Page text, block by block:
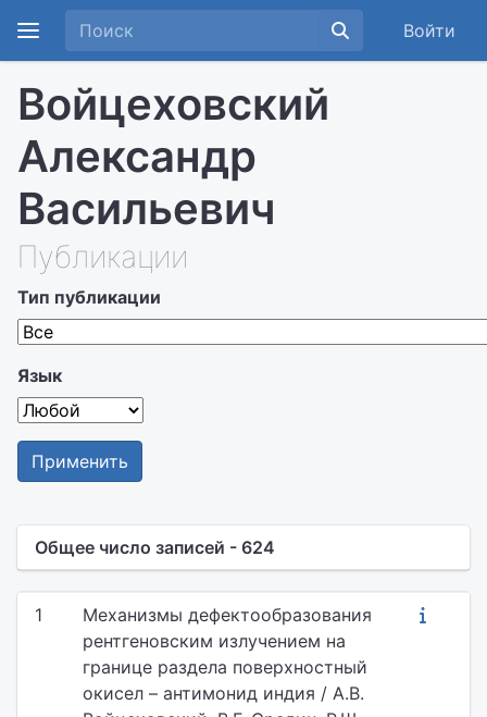
Войти
Войцеховский
Александр
Васильевич
Публикации
Тип публикации
Язык
Применить
Общее число записей - 624
1
Механизмы дефектообразования
рентгеновским излучением на
границе раздела поверхностный
окисел – антимонид индия / А.В.